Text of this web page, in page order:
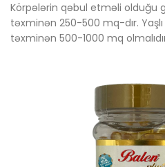
Körpələrin qəbul etməli olduğu
təxminən 250-500 mq-dır.
təxminən 500-1000 mq